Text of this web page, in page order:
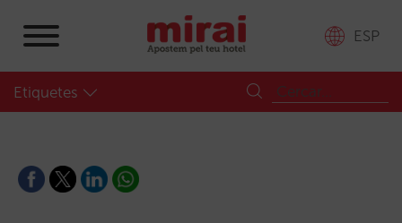
ESP
Etiquetes